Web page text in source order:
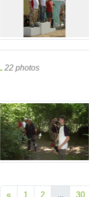
22 photos
« 1 2 ... 30